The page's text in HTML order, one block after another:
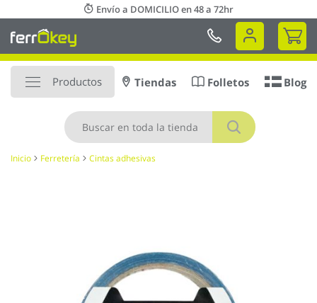
al
contenido
Envío a DOMICILIO en 48 a 72hr
Mi
Productos
Buscar
Tiendas Folletos Blog
Inicio Ferretería Cintas adhesivas